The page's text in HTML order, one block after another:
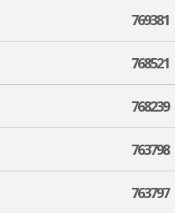
769381
768521
768239
763798
763797